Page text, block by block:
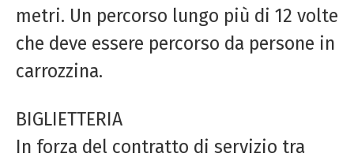
metri. Un percorso lungo più di 12 volte
che deve essere percorso da persone in
carrozzina.
BIGLIETTERIA
In forza del contratto di servizio tra